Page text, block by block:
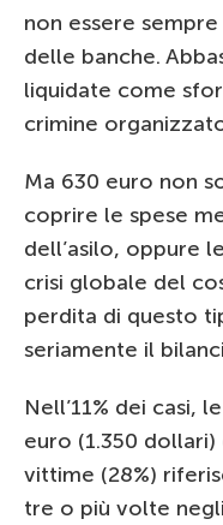
non essere
delle banche.
liquidate come
crimine
Ma 630 euro non
coprire le spese
dell’asilo, oppure
crisi globale del
perdita di questo
seriamente il
Nell’11% dei casi,
euro (1.350
vittime (28%)
tre o più volte